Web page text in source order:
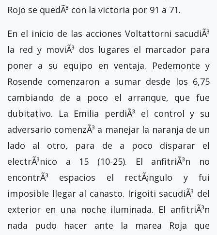
Rojo se quedÃ³ con la victoria por 91 a 71.
En el inicio de las acciones Voltattorni sacudiÃ³
la red y moviÃ³ dos lugares el marcador para
poner a su equipo en ventaja. Pedemonte y
Rosende comenzaron a sumar desde los 6,75
cambiando de a poco el arranque, que fue
dubitativo. La Emilia perdiÃ³ el control y su
adversario comenzÃ³ a manejar la naranja de un
lado al otro, para de a poco disparar el
electrÃ³nico a 15 (10-25). El anfitriÃ³n no
encontrÃ³ espacios el rectÃ¡ngulo y fui
imposible llegar al canasto. Irigoiti sacudiÃ³ del
exterior en una noche iluminada. El anfitriÃ³n
nada pudo hacer ante la marea Roja que